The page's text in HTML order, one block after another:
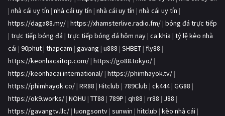
| nhà cái uy tín | nhà cái uy tín | nhà cái uy tín | nhà cái uy tín |
https://daga88.my/ | https://xhamsterlive.radio.fm/ | bóng đá trực tiếp
| trực tiếp bóng đá | trực tiếp bóng đá hôm nay | ca khia | tỷ lệ kèo nhà
cái | 90phut | thapcam | gavang | u888 | SHBET | fly88 |
https://keonhacaitop.com/ | https://go88.tokyo/ |
https://keonhacai.international/ | https://phimhayok.tv/ |
https://phimhayok.co/ | RR88 | Hitclub | 789Club | ck444| GG88 |
https://ok9.works/ | NOHU | TT88 | 789P | qh88 | rr88 | J88 |
https://gavangtv.llc/ | luongsontv | sunwin | hitclub | kèo nhà cái |